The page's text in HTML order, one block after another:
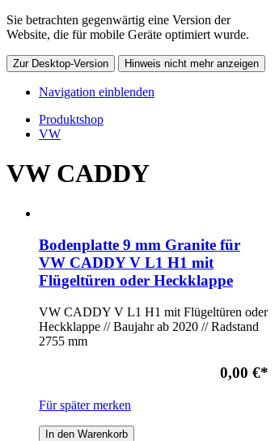
Sie betrachten gegenwärtig eine Version der
Website, die für mobile Geräte optimiert wurde.
Zur Desktop-Version Hinweis nicht mehr anzeigen
Navigation einblenden
Produktshop
VW
VW CADDY
Bodenplatte 9 mm Granite für
VW CADDY V L1 H1 mit
Flügeltüren oder Heckklappe
VW CADDY V L1 H1 mit Flügeltüren oder
Heckklappe // Baujahr ab 2020 // Radstand
2755 mm
0,00 €*
Für später merken
In den Warenkorb